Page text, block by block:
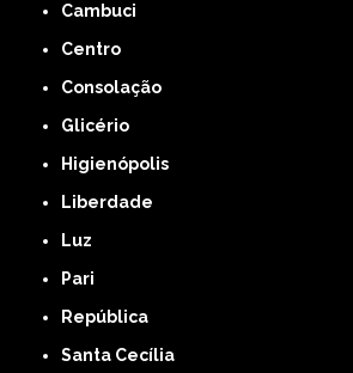
Cambuci
Centro
Consolação
Glicério
Higienópolis
Liberdade
Luz
Pari
República
Santa Cecília